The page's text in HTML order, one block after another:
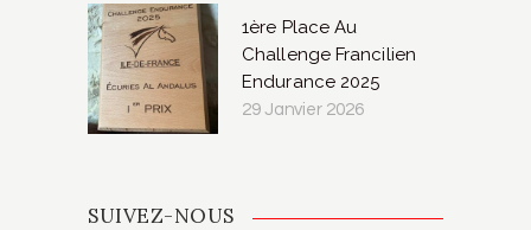
1ère Place Au
Challenge Francilien
Endurance 2025
29 Janvier 2026
SUIVEZ-NOUS